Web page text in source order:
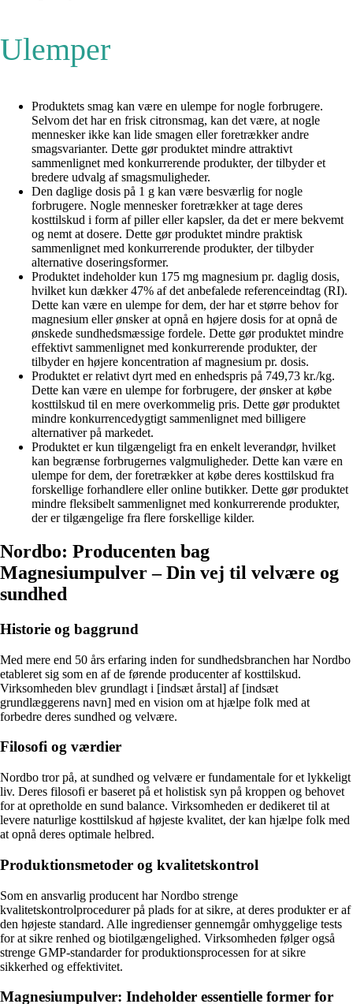
Ulemper
Produktets smag kan være en ulempe for nogle forbrugere.
Selvom det har en frisk citronsmag, kan det være, at nogle
mennesker ikke kan lide smagen eller foretrækker andre
smagsvarianter. Dette gør produktet mindre attraktivt
sammenlignet med konkurrerende produkter, der tilbyder et
bredere udvalg af smagsmuligheder.
Den daglige dosis på 1 g kan være besværlig for nogle
forbrugere. Nogle mennesker foretrækker at tage deres
kosttilskud i form af piller eller kapsler, da det er mere bekvemt
og nemt at dosere. Dette gør produktet mindre praktisk
sammenlignet med konkurrerende produkter, der tilbyder
alternative doseringsformer.
Produktet indeholder kun 175 mg magnesium pr. daglig dosis,
hvilket kun dækker 47% af det anbefalede referenceindtag (RI).
Dette kan være en ulempe for dem, der har et større behov for
magnesium eller ønsker at opnå en højere dosis for at opnå de
ønskede sundhedsmæssige fordele. Dette gør produktet mindre
effektivt sammenlignet med konkurrerende produkter, der
tilbyder en højere koncentration af magnesium pr. dosis.
Produktet er relativt dyrt med en enhedspris på 749,73 kr./kg.
Dette kan være en ulempe for forbrugere, der ønsker at købe
kosttilskud til en mere overkommelig pris. Dette gør produktet
mindre konkurrencedygtigt sammenlignet med billigere
alternativer på markedet.
Produktet er kun tilgængeligt fra en enkelt leverandør, hvilket
kan begrænse forbrugernes valgmuligheder. Dette kan være en
ulempe for dem, der foretrækker at købe deres kosttilskud fra
forskellige forhandlere eller online butikker. Dette gør produktet
mindre fleksibelt sammenlignet med konkurrerende produkter,
der er tilgængelige fra flere forskellige kilder.
Nordbo: Producenten bag
Magnesiumpulver – Din vej til velvære og
sundhed
Historie og baggrund
Med mere end 50 års erfaring inden for sundhedsbranchen har Nordbo
etableret sig som en af de førende producenter af kosttilskud.
Virksomheden blev grundlagt i [indsæt årstal] af [indsæt
grundlæggerens navn] med en vision om at hjælpe folk med at
forbedre deres sundhed og velvære.
Filosofi og værdier
Nordbo tror på, at sundhed og velvære er fundamentale for et lykkeligt
liv. Deres filosofi er baseret på et holistisk syn på kroppen og behovet
for at opretholde en sund balance. Virksomheden er dedikeret til at
levere naturlige kosttilskud af højeste kvalitet, der kan hjælpe folk med
at opnå deres optimale helbred.
Produktionsmetoder og kvalitetskontrol
Som en ansvarlig producent har Nordbo strenge
kvalitetskontrolprocedurer på plads for at sikre, at deres produkter er af
den højeste standard. Alle ingredienser gennemgår omhyggelige tests
for at sikre renhed og biotilgængelighed. Virksomheden følger også
strenge GMP-standarder for produktionsprocessen for at sikre
sikkerhed og effektivitet.
Magnesiumpulver: Indeholder essentielle former for